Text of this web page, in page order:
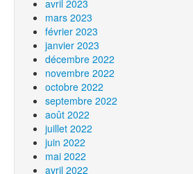
avril 2023
mars 2023
février 2023
janvier 2023
décembre 2022
novembre 2022
octobre 2022
septembre 2022
août 2022
juillet 2022
juin 2022
mai 2022
avril 2022